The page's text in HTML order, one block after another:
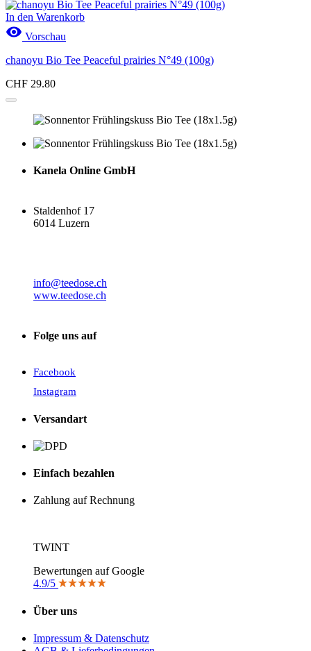
In den Warenkorb
 Vorschau
chanoyu Bio Tee Peaceful prairies N°49 (100g)
CHF 29.80
Kanela Online GmbH
Staldenhof 17
6014 Luzern
info@teedose.ch
www.teedose.ch
Folge uns auf
Facebook
Instagram
Versandart
Einfach bezahlen
Zahlung auf Rechnung
TWINT
Bewertungen auf Google
4.9/5
Über uns
Impressum & Datenschutz